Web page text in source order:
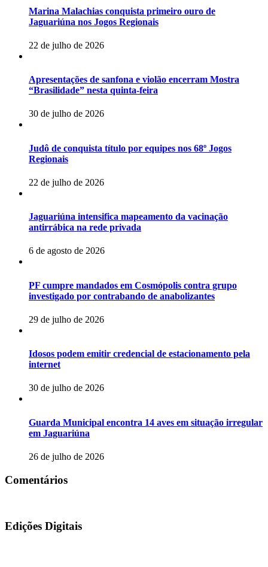
Marina Malachias conquista primeiro ouro de
Jaguariúna nos Jogos Regionais
22 de julho de 2026
Apresentações de sanfona e violão encerram Mostra
“Brasilidade” nesta quinta-feira
30 de julho de 2026
Judô de conquista título por equipes nos 68º Jogos
Regionais
22 de julho de 2026
Jaguariúna intensifica mapeamento da vacinação
antirrábica na rede privada
6 de agosto de 2026
PF cumpre mandados em Cosmópolis contra grupo
investigado por contrabando de anabolizantes
29 de julho de 2026
Idosos podem emitir credencial de estacionamento pela
internet
30 de julho de 2026
Guarda Municipal encontra 14 aves em situação irregular
em Jaguariúna
26 de julho de 2026
Comentários
Edições Digitais